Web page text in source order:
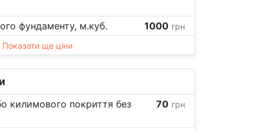
фундаменту, м.куб. 1000 грн
Показати ще ціни
килимового покриття без
70 грн